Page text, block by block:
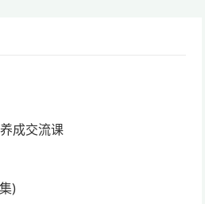
成交流课
)